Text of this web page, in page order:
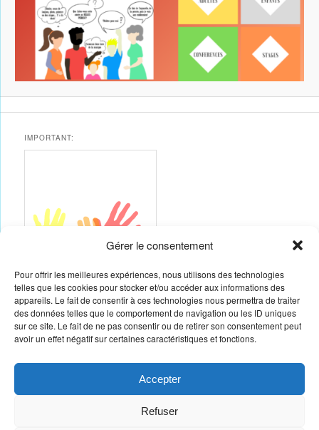
Gérer le consentement
Pour offrir les meilleures expériences, nous utilisons des technologies
telles que les cookies pour stocker et/ou accéder aux informations des
appareils. Le fait de consentir à ces technologies nous permettra de traiter
des données telles que le comportement de navigation ou les ID uniques
sur ce site. Le fait de ne pas consentir ou de retirer son consentement peut
avoir un effet négatif sur certaines caractéristiques et fonctions.
Accepter
Refuser
IMPORTANT:
Vous souhaitez animer des ateliers, exposer…
Toutes les compétences nous intéressent
Contactez nous et voyons ce que nous pouvons faire ensemble
09 51 06 66 20
07 82 14 62 08